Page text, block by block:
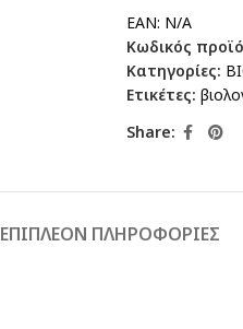
EAN: N/A
Κωδικός
Κατηγορίες:
Ετικέτες:
Share:
ΕΠΙΠΛΈΟΝ ΠΛΗΡΟΦΟΡΊΕΣ